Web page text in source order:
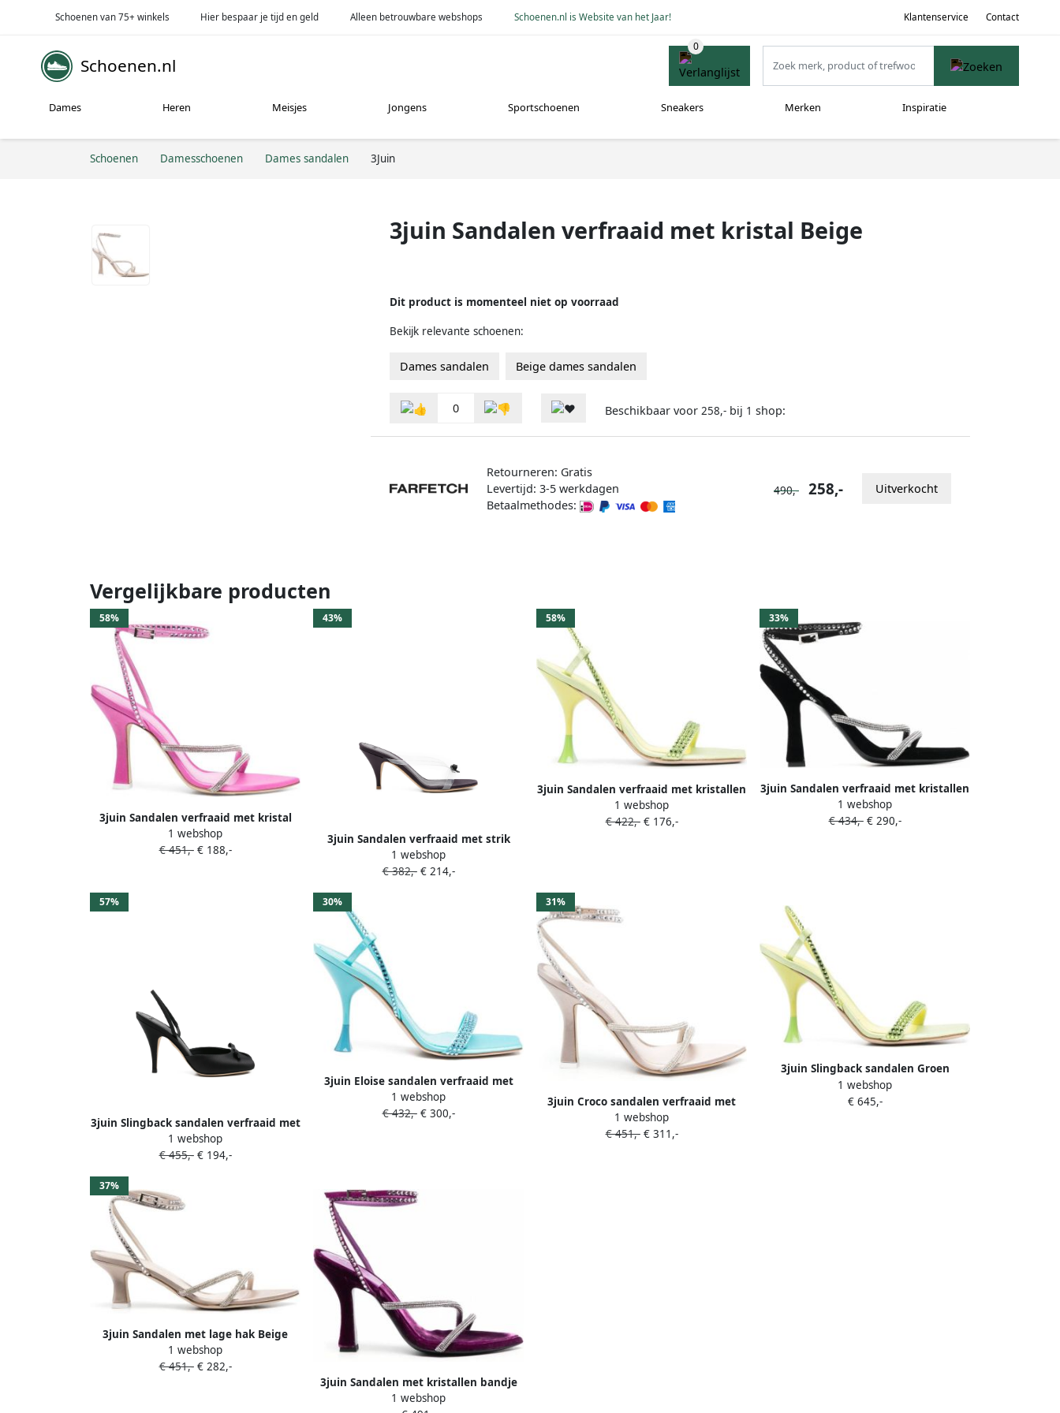
Schoenen van 75+ winkels Hier bespaar je tijd en geld Alleen betrouwbare webshops Schoenen.nl is Website van het Jaar! Klantenservice Contact
Schoenen.nl
Dames Heren Meisjes Jongens Sportschoenen Sneakers Merken Inspiratie
Schoenen Damesschoenen Dames sandalen 3Juin
3juin Sandalen verfraaid met kristal Beige
Dit product is momenteel niet op voorraad
Bekijk relevante schoenen:
Dames sandalen Beige dames sandalen
0 Beschikbaar voor 258,- bij 1 shop:
Retourneren: Gratis
Levertijd: 3-5 werkdagen
Betaalmethodes:
490,- 258,- Uitverkocht
Vergelijkbare producten
58%
3juin Sandalen verfraaid met kristal
Roze
1 webshop
€ 451,-€ 188,-
43%
3juin Sandalen verfraaid met strik
Beige
1 webshop
€ 382,-€ 214,-
58%
3juin Sandalen verfraaid met kristallen
Groen
1 webshop
€ 422,-€ 176,-
33%
3juin Sandalen verfraaid met kristallen
Zwart
1 webshop
€ 434,-€ 290,-
57%
3juin Slingback sandalen verfraaid met
strik Zwart
1 webshop
€ 455,-€ 194,-
30%
3juin Eloise sandalen verfraaid met
kristallen Blauw
1 webshop
€ 432,-€ 300,-
31%
3juin Croco sandalen verfraaid met
kristallen Beige
1 webshop
€ 451,-€ 311,-
3juin Slingback sandalen Groen
1 webshop
€ 645,-
37%
3juin Sandalen met lage hak Beige
1 webshop
€ 451,-€ 282,-
3juin Sandalen met kristallen bandje
Paars
1 webshop